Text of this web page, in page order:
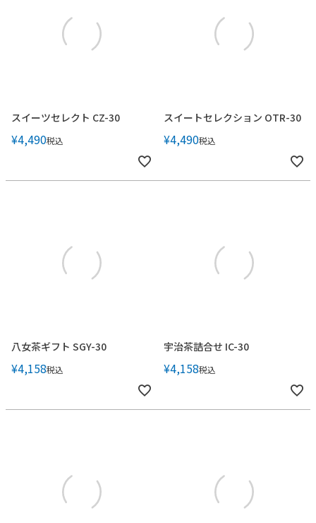
スイーツセレクト CZ-30
¥4,490税込
スイートセレクション OTR-30
¥4,490税込
八女茶ギフト SGY-30
¥4,158税込
宇治茶詰合せ IC-30
¥4,158税込